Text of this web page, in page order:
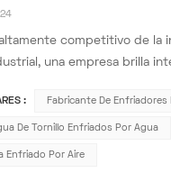
altamente competitivo de la
una empresa brilla
el espacio de la
sus inicios, la empresa se
de profesionales altamente
: Fabricante De Enfriadores
De Tornillo Enfriados Por Agua
Enfriado Por Aire